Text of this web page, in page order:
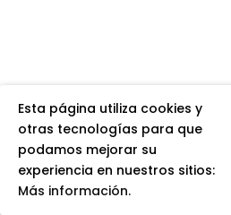
Esta página utiliza cookies y
otras tecnologías para que
podamos mejorar su
experiencia en nuestros sitios:
Más información.